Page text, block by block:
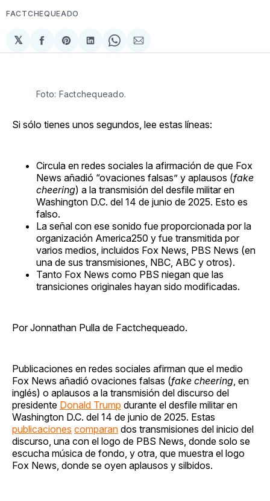
FACTCHEQUEADO
𝕏
Compartir
en
Share
on
Compartir
en
Share
on
Compartir
via
Foto: Factchequeado.
Si sólo tienes unos segundos, lee estas líneas:
Circula en redes sociales la afirmación de que Fox
News añadió “ovaciones falsas” y aplausos (fake
cheering) a la transmisión del desfile militar en
Washington D.C. del 14 de junio de 2025. Esto es
falso.
La señal con ese sonido fue proporcionada por la
organización America250 y fue transmitida por
varios medios, incluidos Fox News, PBS News (en
una de sus transmisiones, NBC, ABC y otros).
Tanto Fox News como PBS niegan que las
transiciones originales hayan sido modificadas.
Por Jonnathan Pulla de Factchequeado.
Publicaciones en redes sociales afirman que el medio
Fox News añadió ovaciones falsas (fake cheering , en
inglés) o aplausos a la transmisión del discurso del
presidente Donald Trump durante el desfile militar en
Washington D.C. del 14 de junio de 2025. Estas
publicaciones comparan dos transmisiones del inicio del
discurso, una con el logo de PBS News, donde solo se
escucha música de fondo, y otra, que muestra el logo
Fox News, donde se oyen aplausos y silbidos.